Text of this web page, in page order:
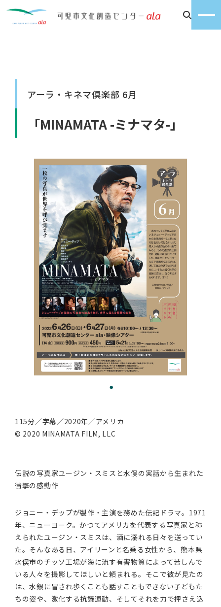
アーラ・キネマ倶楽部 6月
「MINAMATA -ミナマタ-」
115分／字幕／2020年／アメリカ
© 2020 MINAMATA FILM, LLC
伝説の写真家ユージン・スミスと水俣の実話から生まれた
衝撃の感動作
ジョニー・デップが製作・主演を務めた伝記ドラマ。1971
年、ニューヨーク。かつてアメリカを代表する写真家と称
えられたユージン・スミスは、酒に溺れる日々を送ってい
た。そんなある日、アイリーンと名乗る女性から、熊本県
水俣市のチッソ工場が海に流す有害物質によって苦しんで
いる人々を撮影してほしいと頼まれる。そこで彼が見たの
は、水銀に冒され歩くことも話すこともできない子どもた
ちの姿や、激化する抗議運動、そしてそれを力で押さえ込